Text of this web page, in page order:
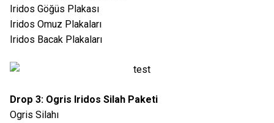
Iridos Göğüs Plakası
Iridos Omuz Plakaları
Iridos Bacak Plakaları
Drop 3: Ogris Iridos Silah Paketi
Ogris Silahı